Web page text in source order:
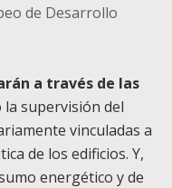
de Desarrollo
a través de las
la supervisión del
vinculadas a
de los edificios. Y,
energético y de